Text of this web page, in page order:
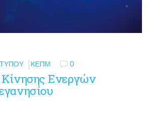
ΚΕΠΜ 0
Ενεργών